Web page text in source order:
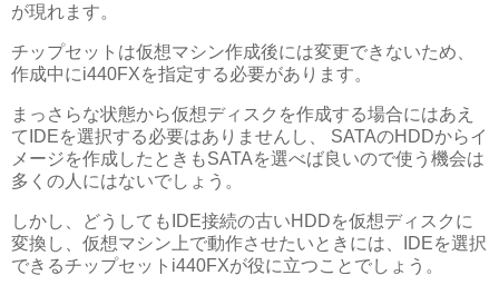
が現れます。
チップセットは仮想マシン作成後には変更できないため、
作成中にi440FXを指定する必要があります。
まっさらな状態から仮想ディスクを作成する場合にはあえ
てIDEを選択する必要はありませんし、 SATAのHDDからイ
メージを作成したときもSATAを選べば良いので使う機会は
多くの人にはないでしょう。
しかし、どうしてもIDE接続の古いHDDを仮想ディスクに
変換し、仮想マシン上で動作させたいときには、IDEを選択
できるチップセットi440FXが役に立つことでしょう。